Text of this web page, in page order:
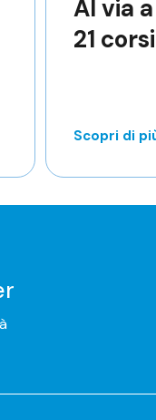
Al via
21
Scopri di